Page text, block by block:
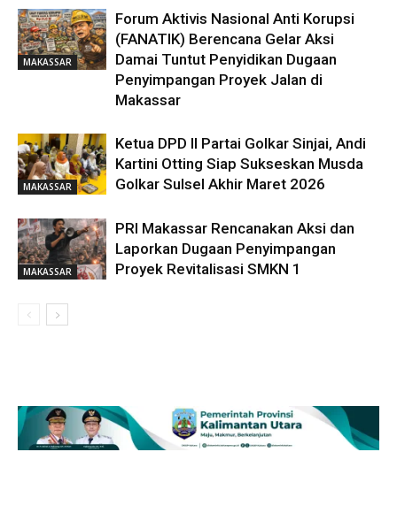
MAKASSAR
Forum Aktivis Nasional Anti Korupsi
(FANATIK) Berencana Gelar Aksi
Damai Tuntut Penyidikan Dugaan
Penyimpangan Proyek Jalan di
Makassar
MAKASSAR
Ketua DPD II Partai Golkar Sinjai, Andi
Kartini Otting Siap Sukseskan Musda
Golkar Sulsel Akhir Maret 2026
MAKASSAR
PRI Makassar Rencanakan Aksi dan
Laporkan Dugaan Penyimpangan
Proyek Revitalisasi SMKN 1